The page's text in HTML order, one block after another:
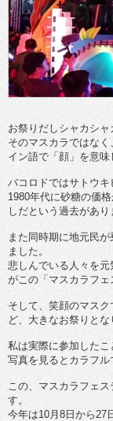
お祭りだしシャカシャ
そのマスカラではな
イン語で「顔」を意味
バコロドではサトウ
1980年代に砂糖の価
しだという過去があり
また同時期に地元民
ました。
悲しんでいる人々を
がこの「マスカラフェ
そして、笑顔のマス
ど、大きなお祭りとな
私は実際に参加した
写真を見るとカラフル
この、マスカラフェ
す。
今年は10月8日から27